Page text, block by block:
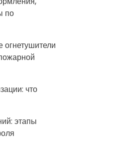
по
что
этапы